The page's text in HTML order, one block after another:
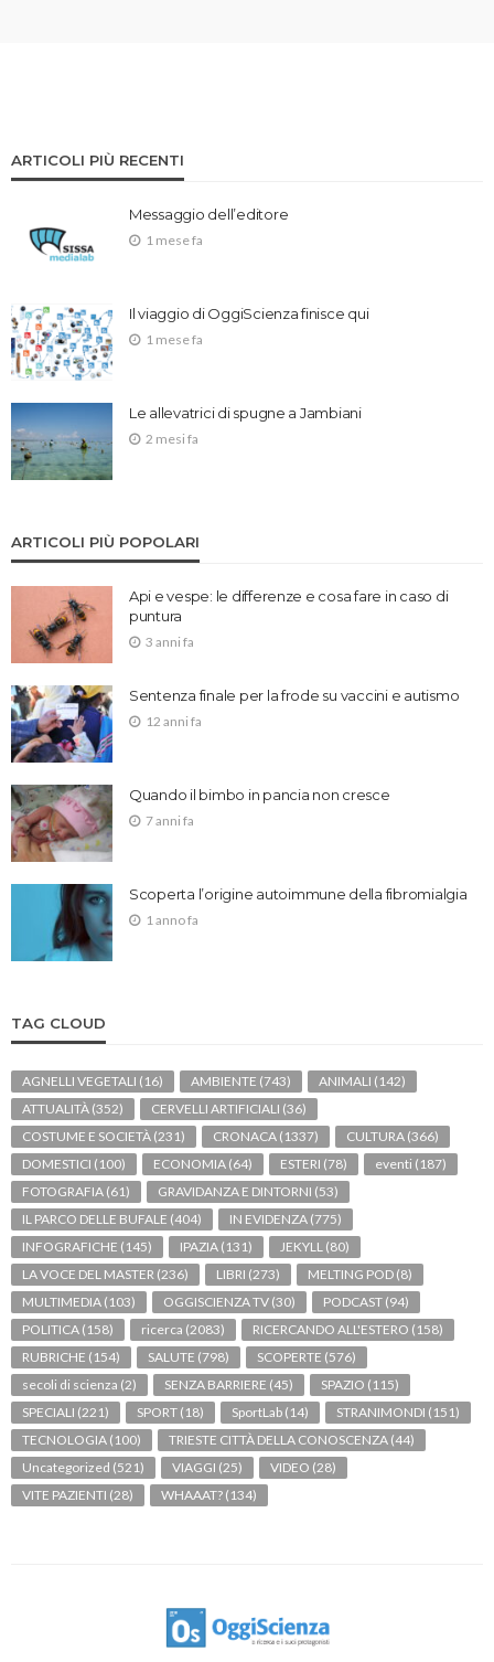
ARTICOLI PIÙ RECENTI
Messaggio dell’editore
1 mese fa
Il viaggio di OggiScienza finisce qui
1 mese fa
Le allevatrici di spugne a Jambiani
2 mesi fa
ARTICOLI PIÙ POPOLARI
Api e vespe: le differenze e cosa fare in caso di
puntura
3 anni fa
Sentenza finale per la frode su vaccini e autismo
12 anni fa
Quando il bimbo in pancia non cresce
7 anni fa
Scoperta l’origine autoimmune della fibromialgia
1 anno fa
TAG CLOUD
AGNELLI VEGETALI (16) AMBIENTE (743) ANIMALI (142)
ATTUALITÀ (352) CERVELLI ARTIFICIALI (36)
COSTUME E SOCIETÀ (231) CRONACA (1337) CULTURA (366)
DOMESTICI (100) ECONOMIA (64) ESTERI (78) eventi (187)
FOTOGRAFIA (61) GRAVIDANZA E DINTORNI (53)
IL PARCO DELLE BUFALE (404) IN EVIDENZA (775)
INFOGRAFICHE (145) IPAZIA (131) JEKYLL (80)
LA VOCE DEL MASTER (236) LIBRI (273) MELTING POD (8)
MULTIMEDIA (103) OGGISCIENZA TV (30) PODCAST (94)
POLITICA (158) ricerca (2083) RICERCANDO ALL'ESTERO (158)
RUBRICHE (154) SALUTE (798) SCOPERTE (576)
secoli di scienza (2) SENZA BARRIERE (45) SPAZIO (115)
SPECIALI (221) SPORT (18) SportLab (14) STRANIMONDI (151)
TECNOLOGIA (100) TRIESTE CITTÀ DELLA CONOSCENZA (44)
Uncategorized (521) VIAGGI (25) VIDEO (28)
VITE PAZIENTI (28) WHAAAT? (134)